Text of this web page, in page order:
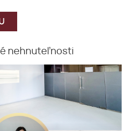
nehnuteľnosti